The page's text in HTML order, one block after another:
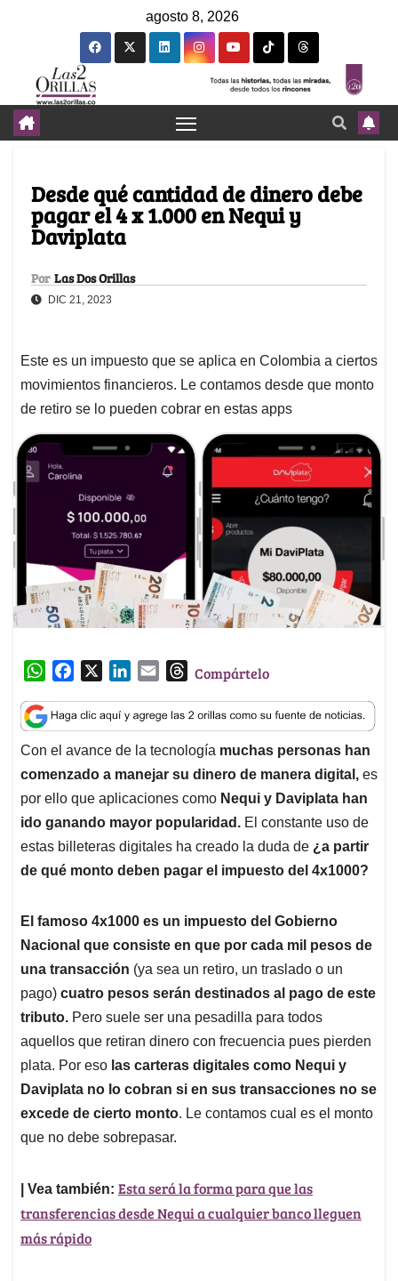
agosto 8, 2026
Desde qué cantidad de dinero debe
pagar el 4 x 1.000 en Nequi y
Daviplata
Por Las Dos Orillas
DIC 21, 2023
Este es un impuesto que se aplica en Colombia a ciertos
movimientos financieros. Le contamos desde que monto
de retiro se lo pueden cobrar en estas apps
W
a
t
s
A
p
p
c
e
b
o
o
k
n
k
e
d
I
n
a
i
l
T
r
e
a
d
s
Compártelo
Con el avance de la tecnología muchas personas han
comenzado a manejar su dinero de manera digital, es
por ello que aplicaciones como Nequi y Daviplata han
ido ganando mayor popularidad. El constante uso de
estas billeteras digitales ha creado la duda de ¿a partir
de qué monto deben pagar el impuesto del 4x1000?
El famoso 4x1000 es un impuesto del Gobierno
Nacional que consiste en que por cada mil pesos de
una transacción (ya sea un retiro, un traslado o un
pago) cuatro pesos serán destinados al pago de este
tributo. Pero suele ser una pesadilla para todos
aquellos que retiran dinero con frecuencia pues pierden
plata. Por eso las carteras digitales como Nequi y
Daviplata no lo cobran si en sus transacciones no se
excede de cierto monto. Le contamos cual es el monto
que no debe sobrepasar.
| Vea también: Esta será la forma para que las
transferencias desde Nequi a cualquier banco lleguen
más rápido